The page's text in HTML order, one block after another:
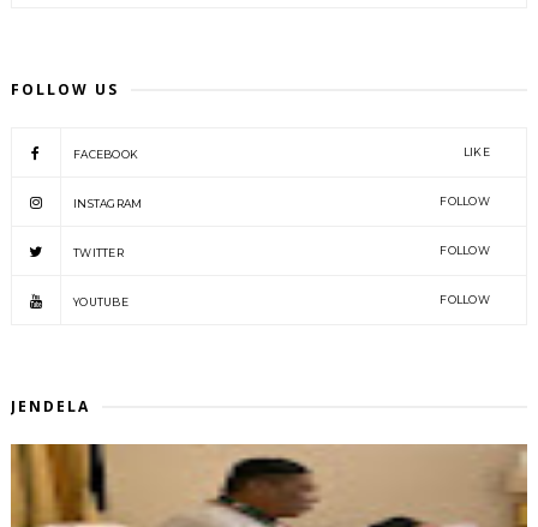
FOLLOW US
FACEBOOK LIKE
INSTAGRAM FOLLOW
TWITTER FOLLOW
YOUTUBE FOLLOW
JENDELA